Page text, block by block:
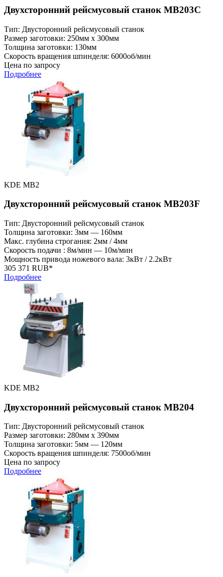
Двухсторонний рейсмусовый станок MB203C
Тип: Двусторонний рейсмусовый станок
Размер заготовки: 250мм x 300мм
Толщина заготовки: 130мм
Скорость вращения шпинделя: 6000об/мин
Цена по запросу
Подробнее
KDE MB2
Двухсторонний рейсмусовый станок MB203F
Тип: Двусторонний рейсмусовый станок
Толщина заготовки: 3мм — 160мм
Макс. глубина строгания: 2мм / 4мм
Скорость подачи : 8м/мин — 10м/мин
Мощность привода ножевого вала: 3кВт / 2.2кВт
305 371 RUB*
Подробнее
KDE MB2
Двухсторонний рейсмусовый станок MB204
Тип: Двусторонний рейсмусовый станок
Размер заготовки: 280мм x 390мм
Толщина заготовки: 5мм — 120мм
Скорость вращения шпинделя: 7500об/мин
Цена по запросу
Подробнее